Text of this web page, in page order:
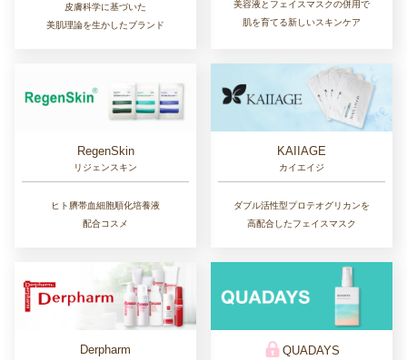
皮膚科学に基づいた
美肌理論を生かしたブランド
美容液とフェイスマスクの併用で
肌を育てる新しいスキンケア
RegenSkin
リジェンスキン
ヒト臍帯血細胞順化培養液
配合コスメ
KAIIAGE
カイエイジ
ダブル活性型プロテオグリカンを
高配合したフェイスマスク
Derpharm QUADAYS